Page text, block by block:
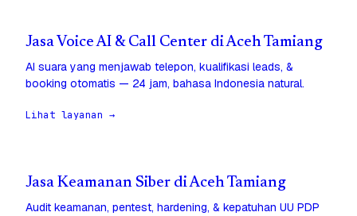
Jasa Voice AI & Call Center di Aceh Tamiang
AI suara yang menjawab telepon, kualifikasi leads, &
booking otomatis — 24 jam, bahasa Indonesia natural.
Lihat layanan →
Jasa Keamanan Siber di Aceh Tamiang
Audit keamanan, pentest, hardening, & kepatuhan UU PDP